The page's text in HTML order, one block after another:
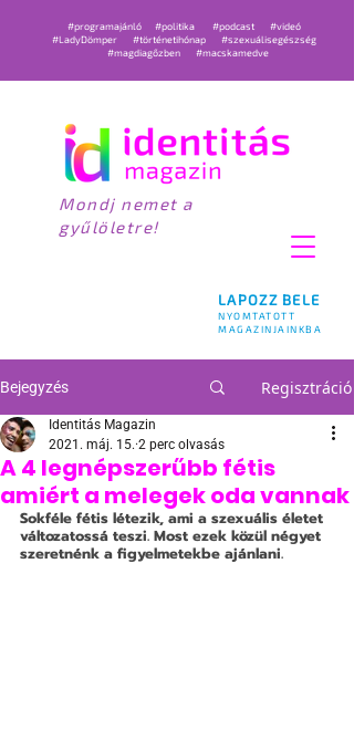
LAPOZZ BELE
NYOMTATOTT
MAGAZINJAINKBA
#programajánló #politika #podcast
#videó
#LadyDömper
#történetihónap
#szexuálisegészség
#magdiagőzben
#macskamedve
Mondj nemet a
gyűlöletre!
Bejegyzés Regisztráció
A 4 legnépszerűbb fétis
amiért a melegek oda vannak
Identitás Magazin
2021. máj. 15. 2 perc olvasás
Sokféle fétis létezik, ami a szexuális életet
változatossá teszi. Most ezek közül négyet
szeretnénk a figyelmetekbe ajánlani.